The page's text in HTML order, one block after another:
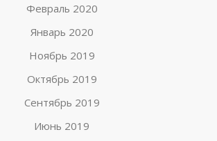
Февраль 2020
Январь 2020
Ноябрь 2019
Октябрь 2019
Сентябрь 2019
Июнь 2019